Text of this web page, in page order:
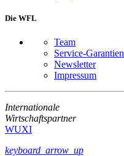
Die WFL
Team
Service-Garantien
Newsletter
Impressum
Internationale
Wirtschaftspartner
WUXI
keyboard_arrow_up